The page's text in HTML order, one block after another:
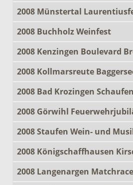
2008 Münstertal
2008 Buchholz Weinfest
2008 Kenzingen Boulevard
2008 Kollmarsreute
2008 Bad Krozingen
2008 Görwihl
2008 Staufen Wein- und
2008 Königschaffhausen
2008 Langenargen Matchrace